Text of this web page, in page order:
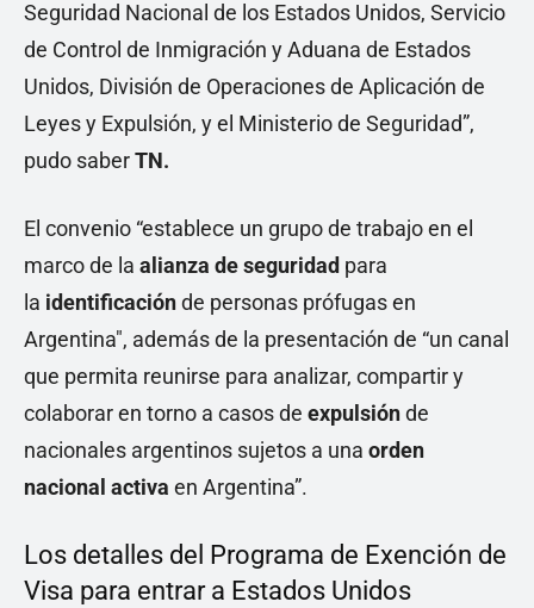
Seguridad Nacional de los Estados Unidos, Servicio
de Control de Inmigración y Aduana de Estados
Unidos, División de Operaciones de Aplicación de
Leyes y Expulsión, y el Ministerio de Seguridad”,
pudo saberTN.
El convenio “establece un grupo de trabajo en el
marco de la alianza de seguridad para
la identificaciónde personas prófugas en
Argentina", además de la presentación de “un canal
que permita reunirse para analizar, compartir y
colaborar en torno a casos de expulsiónde
nacionales argentinos sujetos a una orden
nacional activa en Argentina”.
Los detalles del Programa de Exención de
Visa para entrar a Estados Unidos